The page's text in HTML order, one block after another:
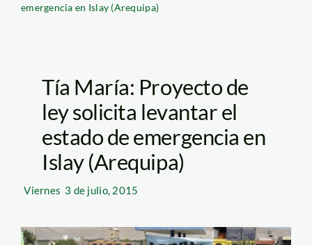
emergencia en Islay (Arequipa)
Tía María: Proyecto de
ley solicita levantar el
estado de emergencia en
Islay (Arequipa)
Viernes 3 de julio, 2015